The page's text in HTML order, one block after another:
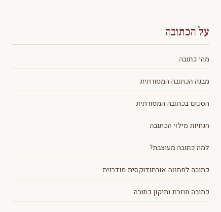
על הכתובה
מהי כתובה
מבנה הכתובה המסורתית
הסכום בכתובה המסורתית
הנחיות מילוי הכתובה
למה כתובה מעוצבת?
כתובה לחתונה אורתודוקסית מודרנית
כתובה חוזרת ותיקון כתובה